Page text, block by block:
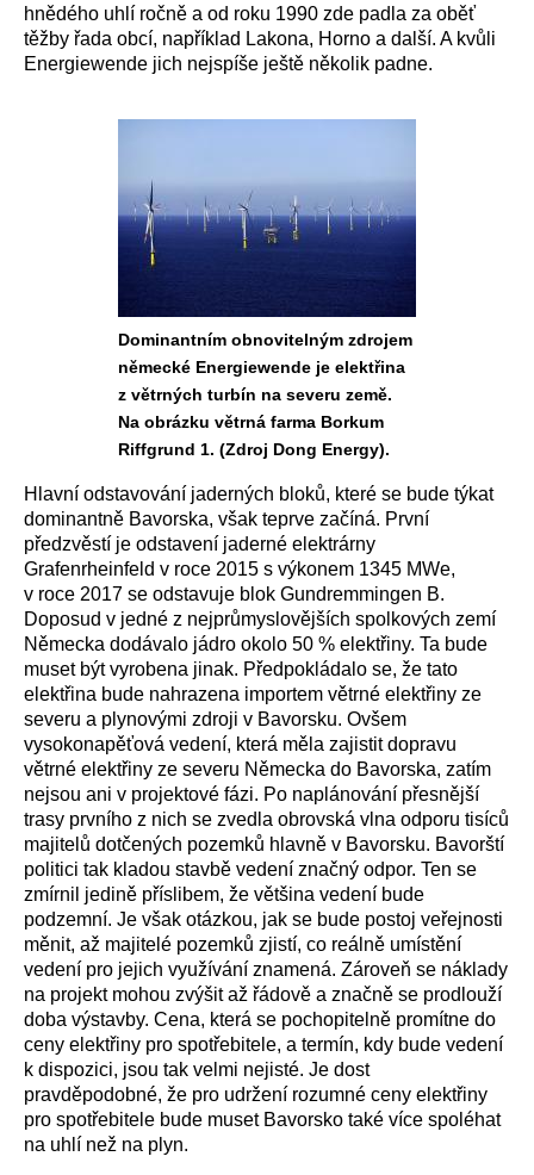
hnědého uhlí ročně a od roku 1990 zde padla za oběť
těžby řada obcí, například Lakona, Horno a další. A kvůli
Energiewende jich nejspíše ještě několik padne.
Dominantním obnovitelným zdrojem
německé Energiewende je elektřina
z větrných turbín na severu země.
Na obrázku větrná farma Borkum
Riffgrund 1. (Zdroj Dong Energy).
Hlavní odstavování jaderných bloků, které se bude týkat
dominantně Bavorska, však teprve začíná. První
předzvěstí je odstavení jaderné elektrárny
Grafenrheinfeld v roce 2015 s výkonem 1345 MWe,
v roce 2017 se odstavuje blok Gundremmingen B.
Doposud v jedné z nejprůmyslovějších spolkových zemí
Německa dodávalo jádro okolo 50 % elektřiny. Ta bude
muset být vyrobena jinak. Předpokládalo se, že tato
elektřina bude nahrazena importem větrné elektřiny ze
severu a plynovými zdroji v Bavorsku. Ovšem
vysokonapěťová vedení, která měla zajistit dopravu
větrné elektřiny ze severu Německa do Bavorska, zatím
nejsou ani v projektové fázi. Po naplánování přesnější
trasy prvního z nich se zvedla obrovská vlna odporu tisíců
majitelů dotčených pozemků hlavně v Bavorsku. Bavorští
politici tak kladou stavbě vedení značný odpor. Ten se
zmírnil jedině příslibem, že většina vedení bude
podzemní. Je však otázkou, jak se bude postoj veřejnosti
měnit, až majitelé pozemků zjistí, co reálně umístění
vedení pro jejich využívání znamená. Zároveň se náklady
na projekt mohou zvýšit až řádově a značně se prodlouží
doba výstavby. Cena, která se pochopitelně promítne do
ceny elektřiny pro spotřebitele, a termín, kdy bude vedení
k dispozici, jsou tak velmi nejisté. Je dost
pravděpodobné, že pro udržení rozumné ceny elektřiny
pro spotřebitele bude muset Bavorsko také více spoléhat
na uhlí než na plyn.